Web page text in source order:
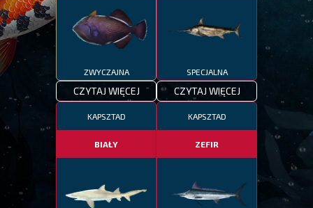
ZWYCZAJNA
CZYTAJ WIĘCEJ
SPECJALNA
CZYTAJ WIĘCEJ
KAPSZTAD
BIAŁY
KAPSZTAD
ZEFIR